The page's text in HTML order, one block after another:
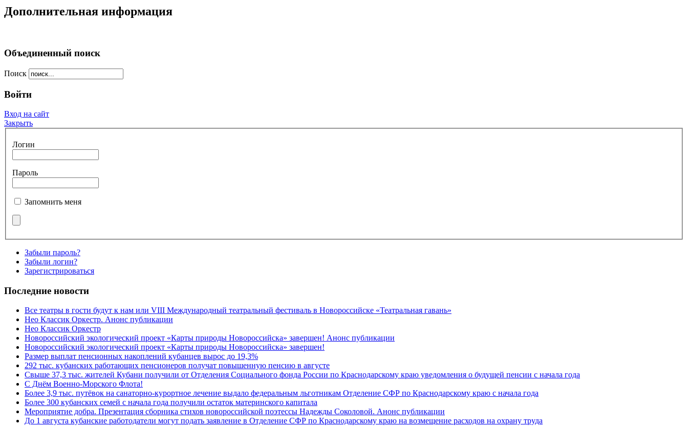
Дополнительная информация
Объединенный поиск
Поиск
Войти
Вход на сайт
Закрыть
Логин
Пароль
Запомнить меня
Забыли пароль?
Забыли логин?
Зарегистрироваться
Последние новости
Все театры в гости будут к нам или VIII Международный театральный фестиваль в Новороссийске «Театральная гавань»
Нео Классик Оркестр. Анонс публикации
Нео Классик Оркестр
Новороссийский экологический проект «Карты природы Новороссийска» завершен! Анонс публикации
Новороссийский экологический проект «Карты природы Новороссийска» завершен!
Размер выплат пенсионных накоплений кубанцев вырос до 19,3%
292 тыс. кубанских работающих пенсионеров получат повышенную пенсию в августе
Свыше 37,3 тыс. жителей Кубани получили от Отделения Социального фонда России по Краснодарскому краю уведомления о будущей пенсии с начала года
C Днём Военно-Морского Флота!
Более 3,9 тыс. путёвок на санаторно-курортное лечение выдало федеральным льготникам Отделение СФР по Краснодарскому краю с начала года
Более 300 кубанских семей с начала года получили остаток материнского капитала
Мероприятие добра. Презентация сборника стихов новороссийской поэтессы Надежды Соколовой. Анонс публикации
До 1 августа кубанские работодатели могут подать заявление в Отделение СФР по Краснодарскому краю на возмещение расходов на охрану труда